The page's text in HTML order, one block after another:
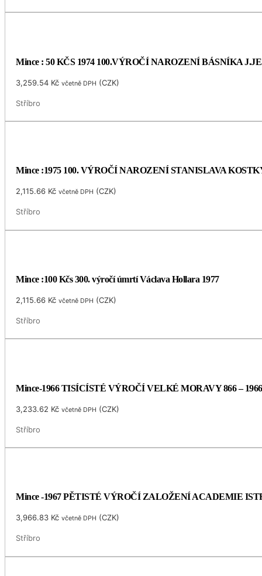
Mince : 50 KČS 1974 100.VÝROČÍ NAROZENÍ BÁSNÍKA
3,259.54 Kč včetně DPH (CZK)
Stříbro
Mince :1975 100. VÝROČÍ NAROZENÍ STANISLAVA
2,115.66 Kč včetně DPH (CZK)
Stříbro
Mince :100 Kčs 300. výročí úmrtí Václava Hollara 1977
2,115.66 Kč včetně DPH (CZK)
Stříbro
Mince-1966 TISÍCÍSTÉ VÝROČÍ VELKÉ MORAVY 866 – 1966
3,233.62 Kč včetně DPH (CZK)
Stříbro
Mince -1967 PĚTISTÉ VÝROČÍ ZALOŽENÍ ACADEMIE
3,966.83 Kč včetně DPH (CZK)
Stříbro